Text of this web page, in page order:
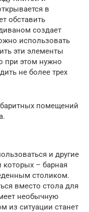
в
обставить
создает
использовать
эти элементы
при этом нужно
не более трех
помещений
и другие
которых – барная
столиком.
вместо стола для
необычную
из ситуации станет